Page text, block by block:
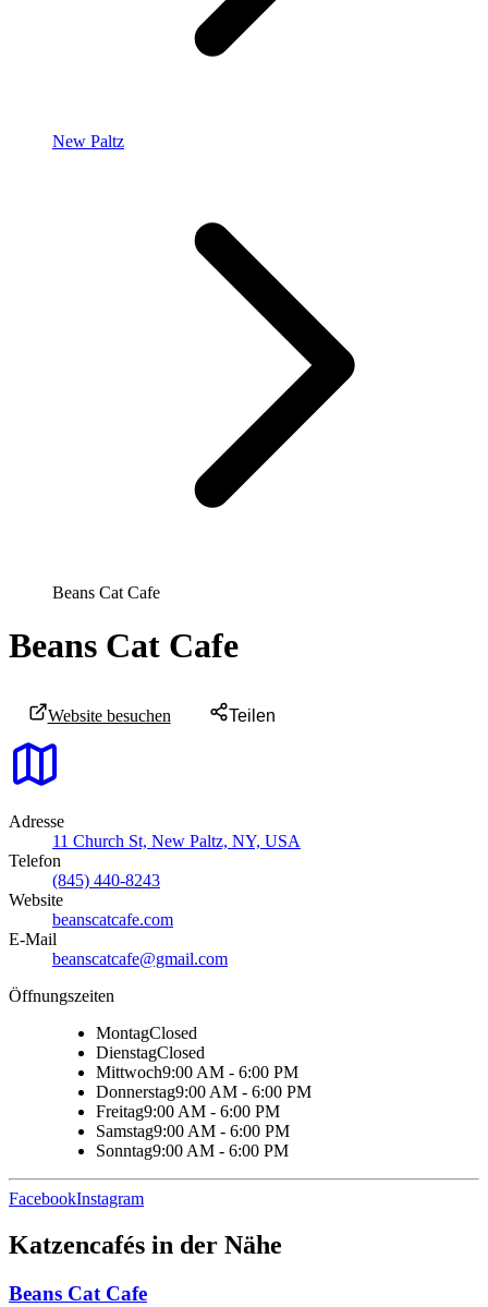
New Paltz
Beans Cat Cafe
Beans Cat Cafe
Website besuchen Teilen
Adresse
11 Church St, New Paltz, NY, USA
Telefon
(845) 440-8243
Website
beanscatcafe.com
E-Mail
beanscatcafe@gmail.com
Öffnungszeiten
MontagClosed
DienstagClosed
Mittwoch9:00 AM - 6:00 PM
Donnerstag9:00 AM - 6:00 PM
Freitag9:00 AM - 6:00 PM
Samstag9:00 AM - 6:00 PM
Sonntag9:00 AM - 6:00 PM
FacebookInstagram
Katzencafés in der Nähe
Beans Cat Cafe